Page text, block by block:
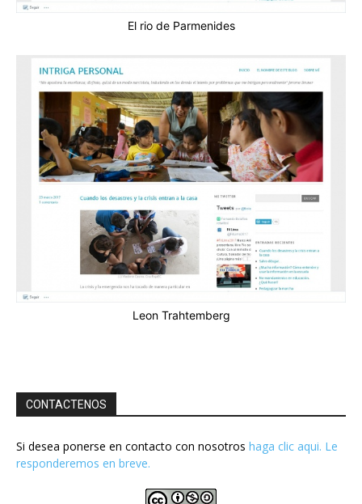
El rio de Parmenides
Leon Trahtemberg
CONTACTENOS
Si desea ponerse en contacto con nosotros haga clic aqui. Le
responderemos en breve.